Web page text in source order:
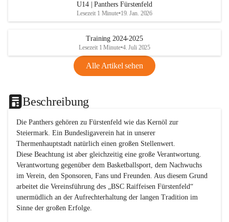
U14 | Panthers Fürstenfeld
Lesezeit 1 Minute•19. Jan. 2026
Training 2024-2025
Lesezeit 1 Minute•4. Juli 2025
Alle Artikel sehen
Beschreibung
Die Panthers gehören zu Fürstenfeld wie das Kernöl zur
Steiermark. Ein Bundesligaverein hat in unserer
Thermenhauptstadt natürlich einen großen Stellenwert.
Diese Beachtung ist aber gleichzeitig eine große Verantwortung.
Verantwortung gegenüber dem Basketballsport, dem Nachwuchs
im Verein, den Sponsoren, Fans und Freunden. Aus diesem Grund
arbeitet die Vereinsführung des „BSC Raiffeisen Fürstenfeld“
unermüdlich an der Aufrechterhaltung der langen Tradition im
Sinne der großen Erfolge.